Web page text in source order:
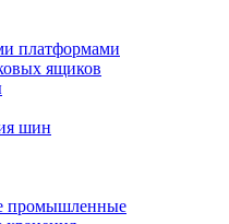
платформами
ящиков
шин
промышленные